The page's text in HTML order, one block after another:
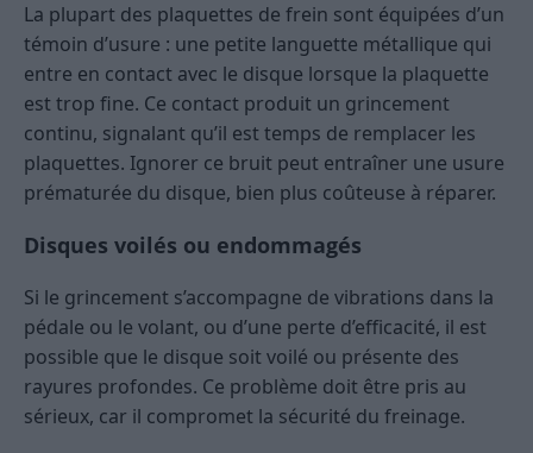
La plupart des plaquettes de frein sont équipées d’un
témoin d’usure : une petite languette métallique qui
entre en contact avec le disque lorsque la plaquette
est trop fine. Ce contact produit un grincement
continu, signalant qu’il est temps de remplacer les
plaquettes. Ignorer ce bruit peut entraîner une usure
prématurée du disque, bien plus coûteuse à réparer.
Disques voilés ou endommagés
Si le grincement s’accompagne de vibrations dans la
pédale ou le volant, ou d’une perte d’efficacité, il est
possible que le disque soit voilé ou présente des
rayures profondes. Ce problème doit être pris au
sérieux, car il compromet la sécurité du freinage.